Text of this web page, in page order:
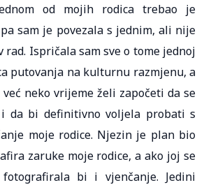
od mojih rodica trebao je
sam je povezala s jednim, ali nije
rad. Ispričala sam sve o tome jednoj
putovanja na kulturnu razmjenu, a
neko vrijeme želi započeti da se
da bi definitivno voljela probati s
moje rodice. Njezin je plan bio
zaruke moje rodice, a ako joj se
bi i vjenčanje. Jedini